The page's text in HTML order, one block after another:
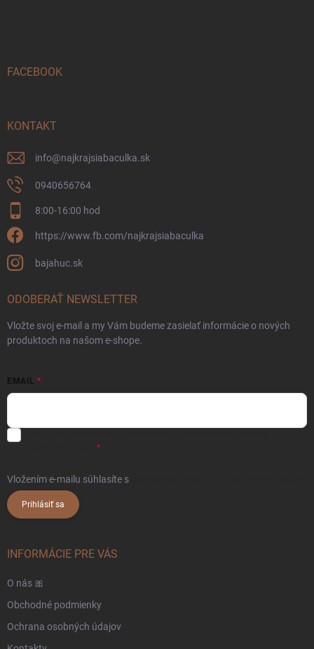
FACEBOOK
KONTAKT
info@najkrajsiabaculka.sk
0940656764
8:00-16:00 hod
https://www.fb.com/najkrajsiabaculka
bajahuc.sk
ODOBERAŤ NEWSLETTER
Vložte svoj e-mail a my Vám budeme zasielať informácie o nových
produktoch na našom e-shope.
EMAIL
Vložením e-mailu súhlasíte s
Prihlásiť sa
INFORMÁCIE PRE VÁS
O nás 🎀
Obchodné podmienky
Ochrana osobných údajov